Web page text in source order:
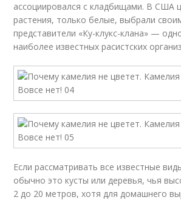
ассоциировался с кладбищами. В США
растения, только белые, выбрали
представители «Ку-клукс-клана» —
наиболее известных расистских
Если рассматривать все известные
обычно это кусты или деревья, чья
2 до 20 метров, хотя для домашнего